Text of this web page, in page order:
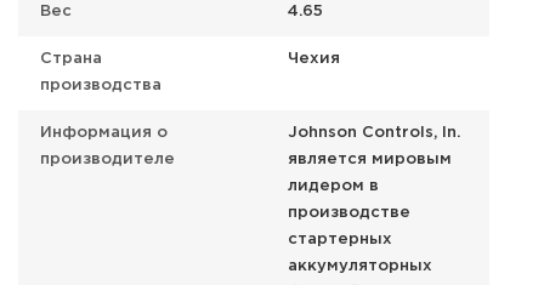
Вес 4.65
Страна
производства
Чехия
Информация о
производителе
Johnson Controls, In.
является мировым
лидером в
производстве
стартерных
аккумуляторных